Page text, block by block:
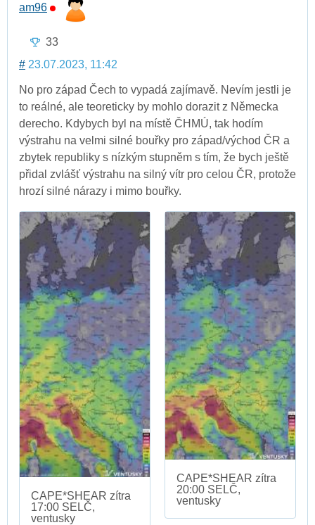
am96
33
# 23.07.2023, 11:42
No pro západ Čech to vypadá zajímavě. Nevím jestli je
to reálné, ale teoreticky by mohlo dorazit z Německa
derecho. Kdybych byl na místě ČHMÚ, tak hodím
výstrahu na velmi silné bouřky pro západ/východ ČR a
zbytek republiky s nízkým stupněm s tím, že bych ještě
přidal zvlášť výstrahu na silný vítr pro celou ČR, protože
hrozí silné nárazy i mimo bouřky.
CAPE*SHEAR zítra
17:00 SELČ,
ventusky
CAPE*SHEAR zítra
20:00 SELČ,
ventusky